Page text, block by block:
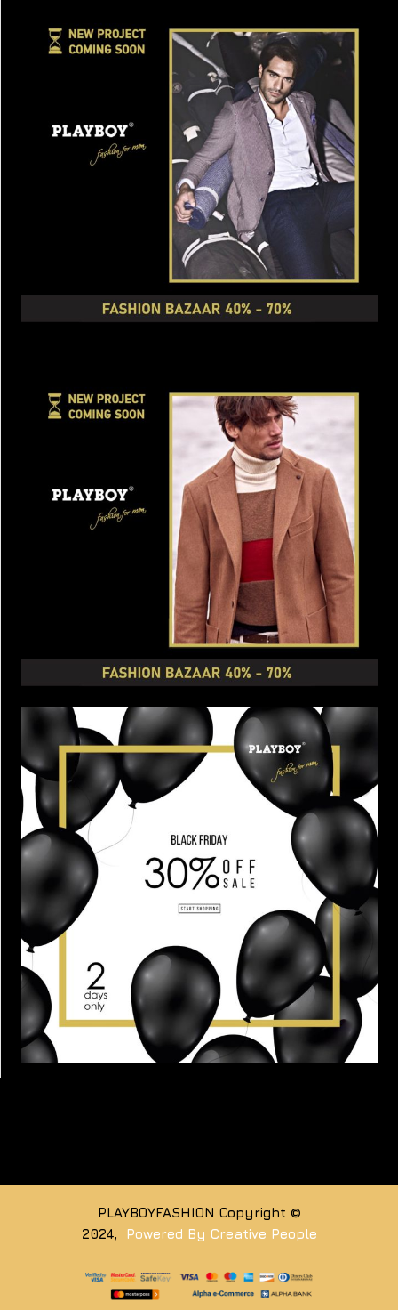
PLAYBOYFASHION Copyright ©
2024, Powered By Creative People